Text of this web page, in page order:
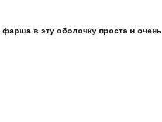
в эту оболочку проста и очень